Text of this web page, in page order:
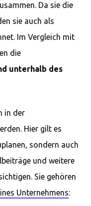
Da sie die
sie auch als
Im Vergleich mit
die
unterhalb des
in der
Hier gilt es
sondern auch
und weitere
Sie gehören
Unternehmens: